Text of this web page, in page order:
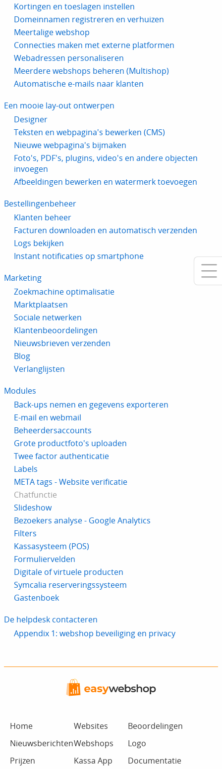
Kortingen en toeslagen instellen
Domeinnamen registreren en verhuizen
Meertalige webshop
Connecties maken met externe platformen
Webadressen personaliseren
Meerdere webshops beheren (Multishop)
Automatische e-mails naar klanten
Een mooie lay-out ontwerpen
Designer
Teksten en webpagina's bewerken (CMS)
Nieuwe webpagina's bijmaken
Foto's, PDF's, plugins, video's en andere objecten
invoegen
Afbeeldingen bewerken en watermerk toevoegen
Bestellingenbeheer
Klanten beheer
Facturen downloaden en automatisch verzenden
Logs bekijken
Instant notificaties op smartphone
Marketing
Zoekmachine optimalisatie
Marktplaatsen
Sociale netwerken
Klantenbeoordelingen
Nieuwsbrieven verzenden
Blog
Verlanglijsten
Modules
Back-ups nemen en gegevens exporteren
E-mail en webmail
Beheerdersaccounts
Grote productfoto's uploaden
Twee factor authenticatie
Labels
META tags - Website verificatie
Chatfunctie
Slideshow
Bezoekers analyse - Google Analytics
Filters
Kassasysteem (POS)
Formuliervelden
Digitale of virtuele producten
Symcalia reserveringssysteem
Gastenboek
De helpdesk contacteren
Appendix 1: webshop beveiliging en privacy
Home
Nieuwsberichten
Prijzen
Websites
Webshops
Kassa App
Beoordelingen
Logo
Documentatie